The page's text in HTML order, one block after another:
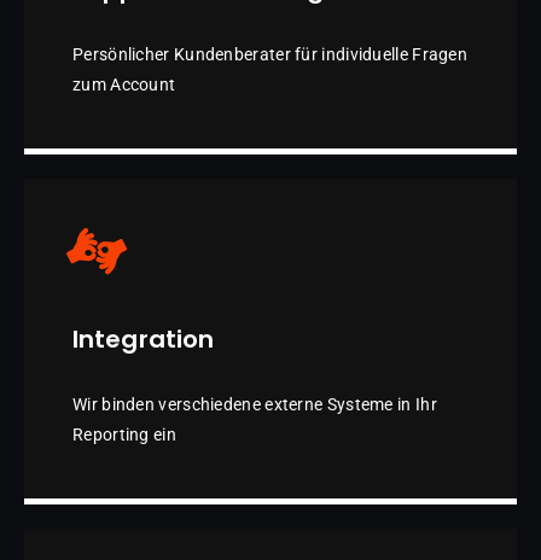
Persönlicher Kundenberater für individuelle Fragen
zum Account
Integration
Wir binden verschiedene externe Systeme in Ihr
Reporting ein